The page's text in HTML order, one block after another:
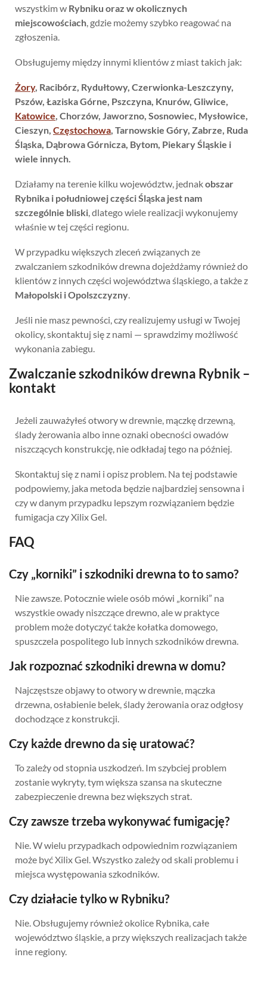
wszystkim w Rybniku oraz w okolicznych
miejscowościach, gdzie możemy szybko reagować na
zgłoszenia.
Obsługujemy między innymi klientów z miast takich jak:
Żory, Racibórz, Rydułtowy, Czerwionka-Leszczyny,
Pszów, Łaziska Górne, Pszczyna, Knurów, Gliwice,
Katowice, Chorzów, Jaworzno, Sosnowiec, Mysłowice,
Cieszyn, Częstochowa, Tarnowskie Góry, Zabrze, Ruda
Śląska, Dąbrowa Górnicza, Bytom, Piekary Śląskie i
wiele innych.
Działamy na terenie kilku województw, jednakobszar
Rybnika i południowej części Śląska jest nam
szczególnie bliski, dlatego wiele realizacji wykonujemy
właśnie w tej części regionu.
W przypadku większych zleceń związanych ze
zwalczaniem szkodników drewna dojeżdżamy również do
klientów z innych części województwa śląskiego, a także z
Małopolski i Opolszczyzny.
Jeśli nie masz pewności, czy realizujemy usługi w Twojej
okolicy, skontaktuj się z nami — sprawdzimy możliwość
wykonania zabiegu.
Zwalczanie szkodników drewna Rybnik –
kontakt
Jeżeli zauważyłeś otwory w drewnie, mączkę drzewną,
ślady żerowania albo inne oznaki obecności owadów
niszczących konstrukcję, nie odkładaj tego na później.
Skontaktuj się z nami i opisz problem. Na tej podstawie
podpowiemy, jaka metoda będzie najbardziej sensowna i
czy w danym przypadku lepszym rozwiązaniem będzie
fumigacja czy Xilix Gel.
FAQ
Czy „korniki” i szkodniki drewna to to samo?
Nie zawsze. Potocznie wiele osób mówi „korniki” na
wszystkie owady niszczące drewno, ale w praktyce
problem może dotyczyć także kołatka domowego,
spuszczela pospolitego lub innych szkodników drewna.
Jak rozpoznać szkodniki drewna w domu?
Najczęstsze objawy to otwory w drewnie, mączka
drzewna, osłabienie belek, ślady żerowania oraz odgłosy
dochodzące z konstrukcji.
Czy każde drewno da się uratować?
To zależy od stopnia uszkodzeń. Im szybciej problem
zostanie wykryty, tym większa szansa na skuteczne
zabezpieczenie drewna bez większych strat.
Czy zawsze trzeba wykonywać fumigację?
Nie. W wielu przypadkach odpowiednim rozwiązaniem
może być Xilix Gel. Wszystko zależy od skali problemu i
miejsca występowania szkodników.
Czy działacie tylko w Rybniku?
Nie. Obsługujemy również okolice Rybnika, całe
województwo śląskie, a przy większych realizacjach także
inne regiony.